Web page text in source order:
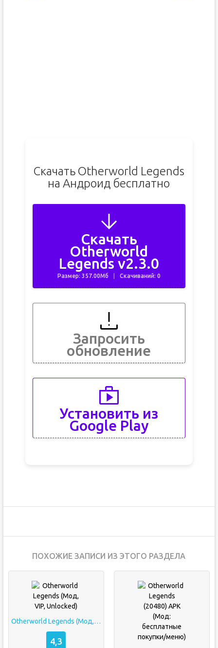
Скачать Otherworld Legends
на Андроид бесплатно
Скачать
Otherworld
Legends v2.3.0
Размер: 357.00Мб Скачиваний: 0
Запросить
обновление
Установить из
Google Play
ПОХОЖИЕ ЗАПИСИ ИЗ ЭТОГО РАЗДЕЛА
Otherworld Legends (Мод, VIP, Unlocked)
4,3